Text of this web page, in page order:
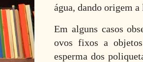
água, dando origem
Em alguns casos
ovos fixos a
esperma dos